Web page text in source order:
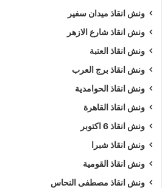
ونش انقاذ ميدان سفير
ونش انقاذ شارع الازهر
ونش انقاذ العتبة
ونش انقاذ برج العرب
ونش انقاذ الحوامدية
ونش انقاذ القاهرة
ونش انقاذ 6 اكتوبر
ونش انقاذ شبرا
ونش انقاذ القومية
ونش انقاذ مصطفى النحاس